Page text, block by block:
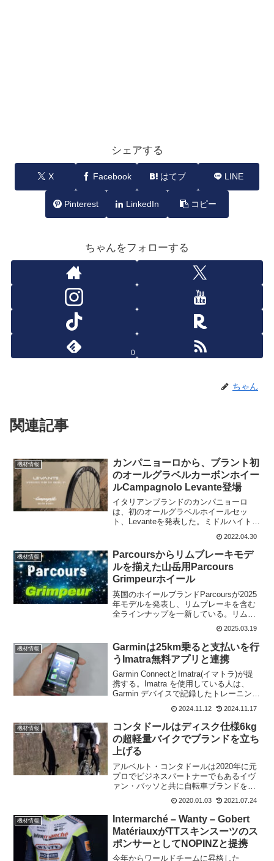
シェアする
X Facebook はてブ LINE
Pinterest LinkedIn コピー
ちゃんをフォローする
0
ちゃん
関連記事
機材情報
カンパニョーロから、ブラント初
のオールグラベルカーボンホイー
ルCampagnolo Levante登場
イタリアンブランドのカンパニョーロ
は、初のオールグラベルホイールセッ
ト、Levanteを発表した。ミドルハイトの
30mmカーボンホイールは、オフロード
バイクパッキングの冒険やレースにも対
応できるように設計されており、カンパ
は「オールグラベル...
2022.04.30
機材情報
Parcoursからリムブレーキモデ
ルを揃えた山岳用Parcours
Grimpeurホイール
英国のホイールブランドParcoursが2025
年モデルを発表し、リムブレーキを含む
全ラインナップを一新している。リムブ
レーキ、ディスクブレーキともにラチェ
ット式フリーハブが採用され、確かな性
能をより低価格で提供することを目指し
ている。価格...
2025.03.19
機材情報
Garminは25km乗ると支払いを行
うImatra無料アプリと連携
Garmin ConnectとImatra(イマトラ)が提
携する。Imatra を使用している人は、
Garmin デバイスで記録したトレーニング
ライドをImatraアプリに保存できるよう
になった。これらのトレーニング距離
は、後で「Imat...
2024.11.12 2024.11.17
機材情報
コンタドールはディスク仕様6kg
の超軽量バイクでブランドを立ち
上げる
アルベルト・コンタドールは2020年に元
プロでビジネスパートナーでもあるイヴ
ァン・バッソと共に自転車ブランドを立
ち上げることを発表した。ブランド名は
まだ明らかにされていないが、Instagram
で提案されているように、「A」で始ま
り5文字の...
2020.01.03 2021.07.24
機材情報
Intermarché – Wanty – Gobert
MatériauxがTTスキンスーツのス
ポンサーとしてNOPINZと提携
今年からワールドチームに昇格した